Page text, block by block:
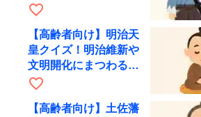
を出題
favorite_border
【高齢者向け】明治天
皇クイズ！明治維新や
文明開化にまつわる問
題を出題
favorite_border
【高齢者向け】土佐藩